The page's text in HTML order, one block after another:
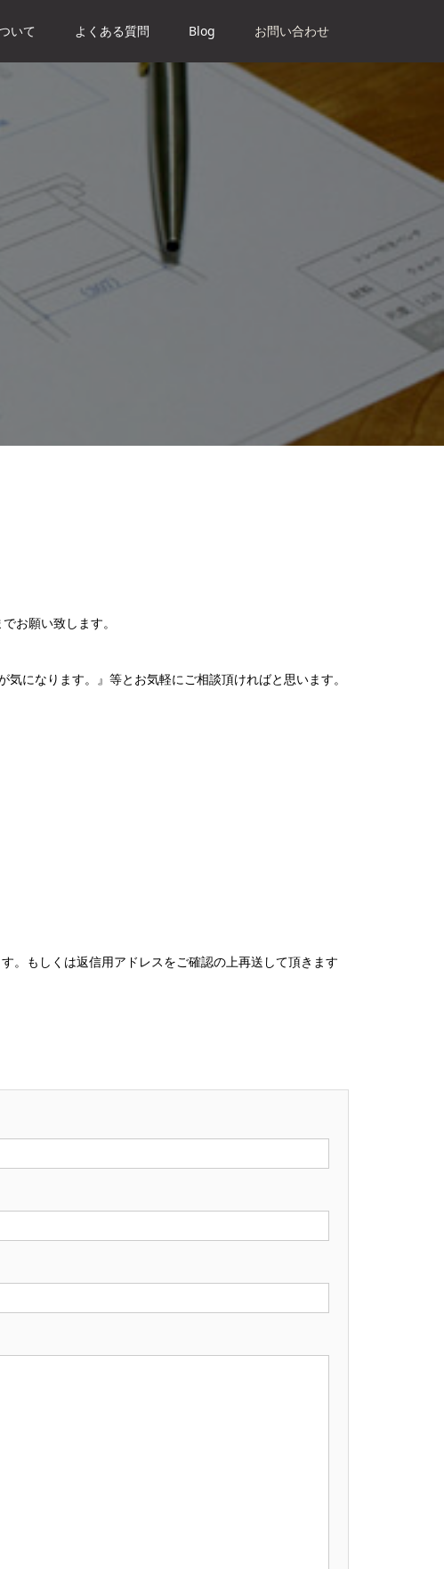
いて よくある質問 Blog お問い合わせ
お願い致します。
になります。』等とお気軽にご相談頂ければと思います。
。もしくは返信用アドレスをご確認の上再送して頂きます